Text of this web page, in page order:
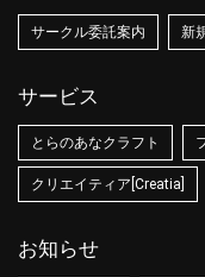
サークル委託案内 新
サービス
とらのあなクラフト
クリエイティア[Creatia]
お知らせ